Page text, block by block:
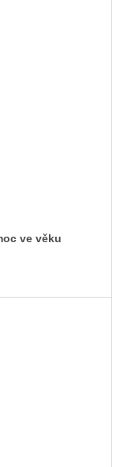
ve věku